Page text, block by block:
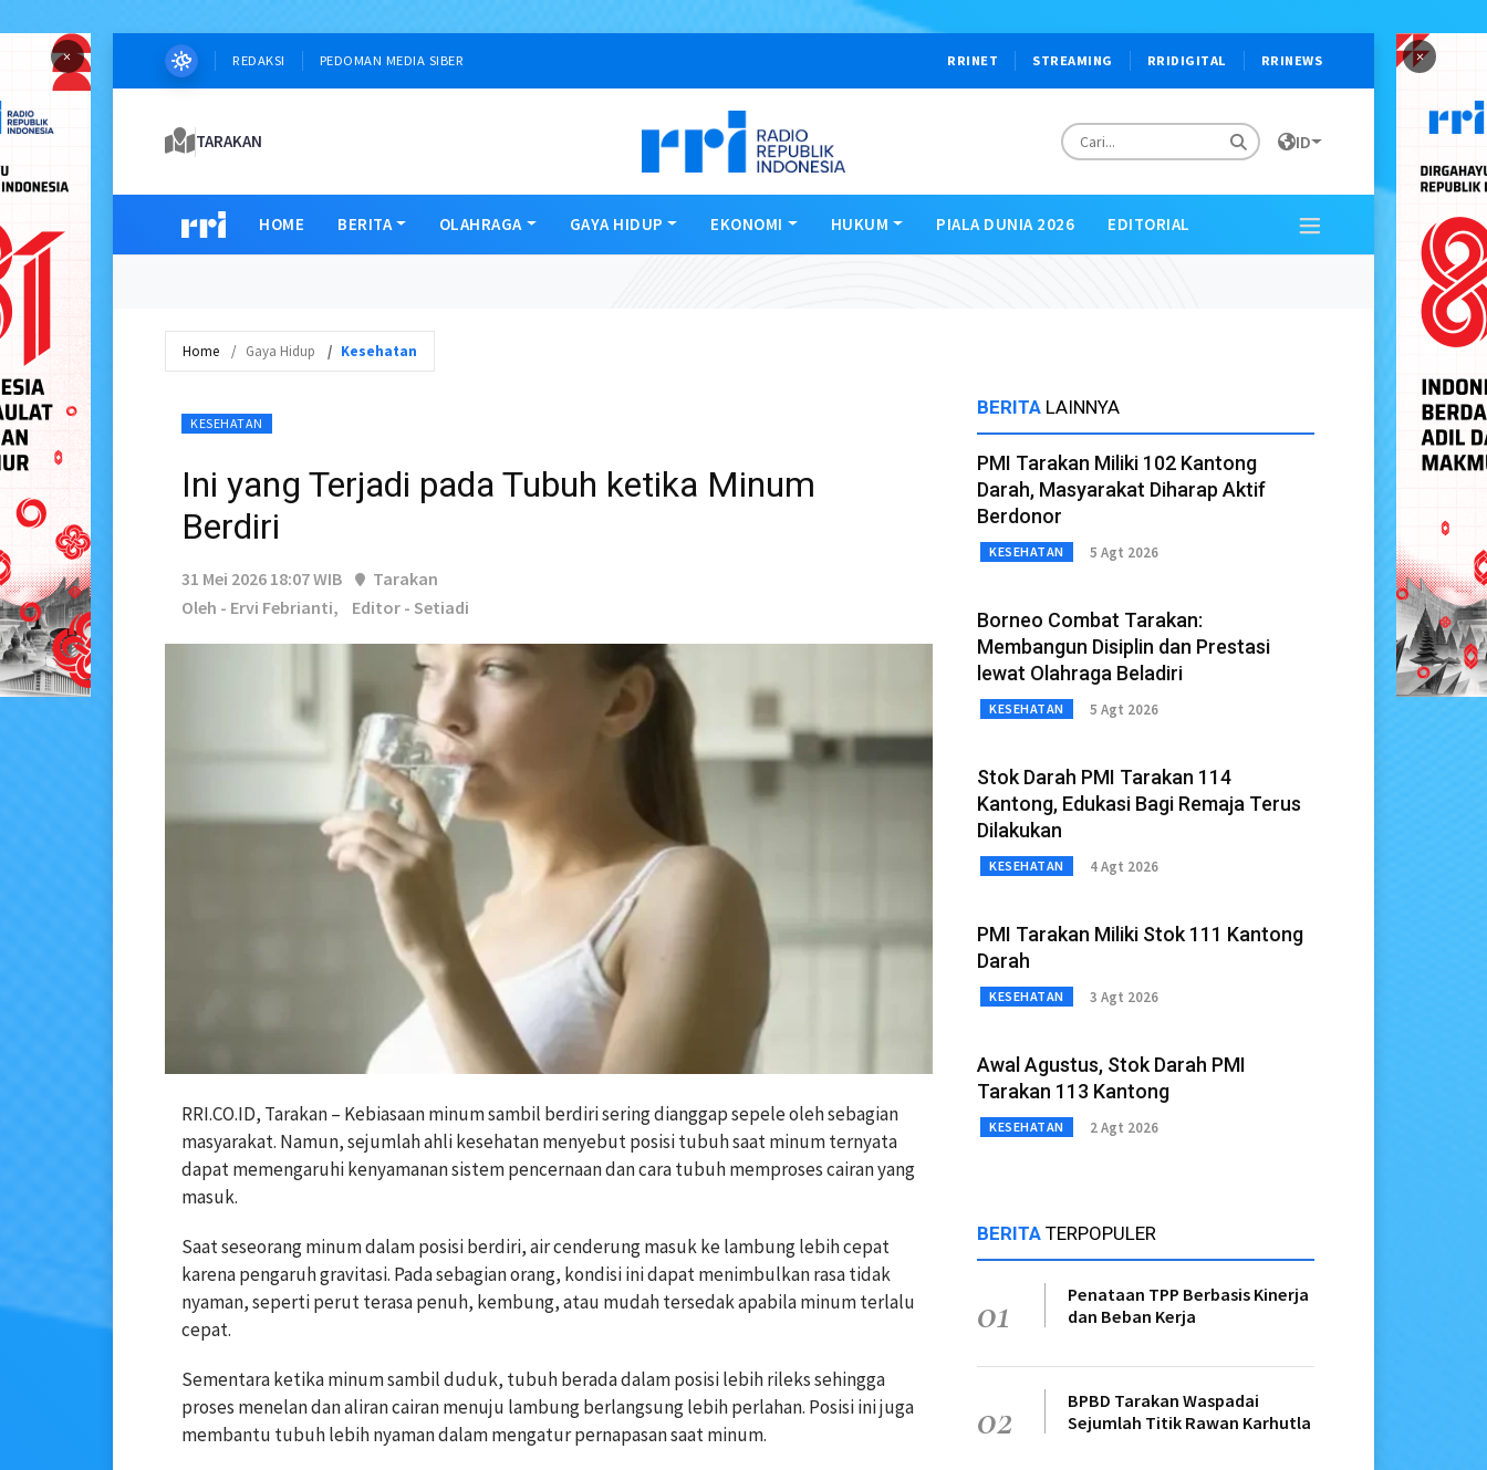
× ×
REDAKSI PEDOMAN MEDIA SIBER RRINET STREAMING RRIDIGITAL RRINEWS
TARAKAN ID
HOME BERITA OLAHRAGA GAYA HIDUP EKONOMI HUKUM PIALA DUNIA 2026 EDITORIAL
Home Gaya Hidup Kesehatan
KESEHATAN
Ini yang Terjadi pada Tubuh ketika Minum
Berdiri
31 Mei 2026 18:07 WIB
Tarakan
Oleh - Ervi Febrianti,
Editor - Setiadi
RRI.CO.ID, Tarakan – Kebiasaan minum sambil berdiri sering dianggap sepele oleh sebagian
masyarakat. Namun, sejumlah ahli kesehatan menyebut posisi tubuh saat minum ternyata
dapat memengaruhi kenyamanan sistem pencernaan dan cara tubuh memproses cairan yang
masuk.
Saat seseorang minum dalam posisi berdiri, air cenderung masuk ke lambung lebih cepat
karena pengaruh gravitasi. Pada sebagian orang, kondisi ini dapat menimbulkan rasa tidak
nyaman, seperti perut terasa penuh, kembung, atau mudah tersedak apabila minum terlalu
cepat.
Sementara ketika minum sambil duduk, tubuh berada dalam posisi lebih rileks sehingga
proses menelan dan aliran cairan menuju lambung berlangsung lebih perlahan. Posisi ini juga
membantu tubuh lebih nyaman dalam mengatur pernapasan saat minum.
BERITA LAINNYA
PMI Tarakan Miliki 102 Kantong
Darah, Masyarakat Diharap Aktif
Berdonor
KESEHATAN 5 Agt 2026
Borneo Combat Tarakan:
Membangun Disiplin dan Prestasi
lewat Olahraga Beladiri
KESEHATAN 5 Agt 2026
Stok Darah PMI Tarakan 114
Kantong, Edukasi Bagi Remaja Terus
Dilakukan
KESEHATAN 4 Agt 2026
PMI Tarakan Miliki Stok 111 Kantong
Darah
KESEHATAN 3 Agt 2026
Awal Agustus, Stok Darah PMI
Tarakan 113 Kantong
KESEHATAN 2 Agt 2026
BERITA TERPOPULER
01
Penataan TPP Berbasis Kinerja
dan Beban Kerja
02
BPBD Tarakan Waspadai
Sejumlah Titik Rawan Karhutla